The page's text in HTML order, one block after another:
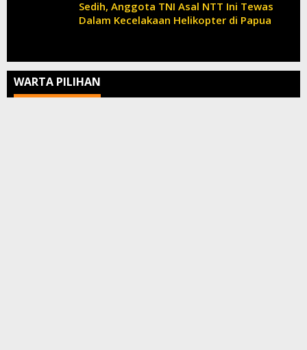
Sedih, Anggota TNI Asal NTT Ini Tewas
Dalam Kecelakaan Helikopter di Papua
WARTA PILIHAN